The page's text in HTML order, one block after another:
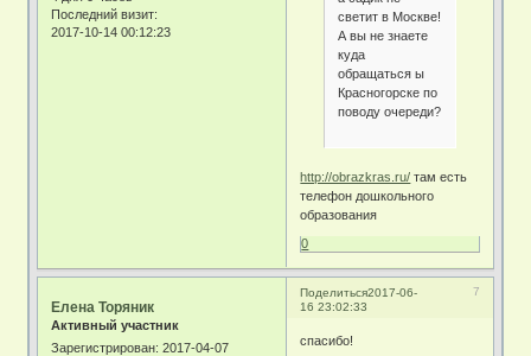
Последний визит:
2017-10-14 00:12:23
светит в Москве!
А вы не знаете
куда
обращаться ы
Красногорске по
поводу очереди?
http://obrazkras.ru/ там есть
телефон дошкольного
образования
0
Поделиться 7
2017-06-
16 23:02:33
Елена Торяник
Активный участник
Зарегистрирован: 2017-04-07
спасибо!